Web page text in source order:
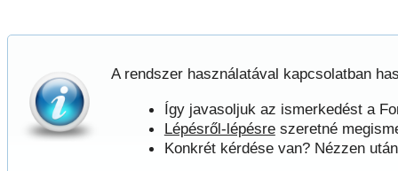
A rendszer használatával kapcsolatban
Így javasoljuk az ismerkedést a
Lépésről-lépésreszeretné
Konkrét kérdése van? Nézzen